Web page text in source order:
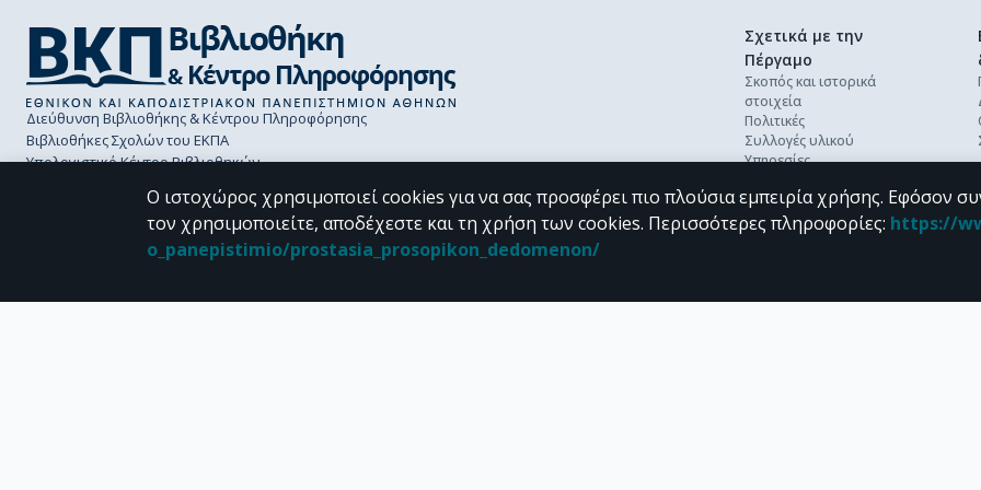
Διεύθυνση Βιβλιοθήκης & Κέντρου Πληροφόρησης
Βιβλιοθήκες Σχολών του ΕΚΠΑ
Υπολογιστικό Κέντρο Βιβλιοθηκών
Σχετικά με την
Πέργαμο
Σκοπός και ιστορικά
στοιχεία
Πολιτικές
Συλλογές υλικού
Υπηρεσίες
Ανοικτή επιστήμη
Διεθνή πρότυπα &
διαλειτουργικότητα
Επικοινωνία
Ο ιστοχώρος χρησιμοποιεί cookies για να σας προσφέρει πιο πλούσια εμπειρία χρήσης. Εφόσον
τον χρησιμοποιείτε, αποδέχεστε και τη χρήση των cookies. Περισσότερες πληροφορίες: https://
o_panepistimio/prostasia_prosopikon_dedomenon/